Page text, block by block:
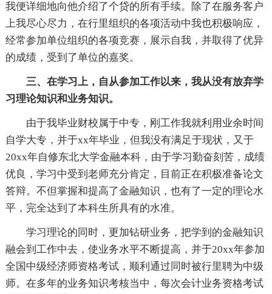
我便详细地向他介绍了个贷的所有手续。除了在服务客户
上我尽心尽力，在行里组织的各项活动中我也积极响应，
经常参加单位组织的各项竞赛，展示自我，并取得了优异
的成绩，受到了单位的嘉奖。
三、在学习上，自从参加工作以来，我从没有放弃学
习理论知识和业务知识。
由于我毕业财校属于中专，刚工作我就利用业余时间
自学大专，并于xx年毕业，但我没有满足于现状，又于
20xx年自修东北大学金融本科，由于学习勤奋刻苦，成绩
优良，学习中受到老师充分肯定，目前正在积极准备论文
答辩。不但掌握和提高了金融知识，也有了一定的理论水
平，完全达到了本科生所具有的水准。
学习理论的同时，更加钻研业务，把学到的金融知识
融会到工作中去，使业务水平不断提高，并于20xx年参加
全国中级经济师资格考试，顺利通过同时被行里聘为中级
师。在多年的业务知识考核当中，每次会计业务资格考试